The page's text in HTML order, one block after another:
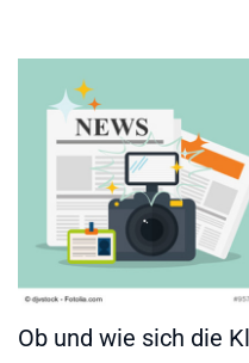
Ob und wie sich die